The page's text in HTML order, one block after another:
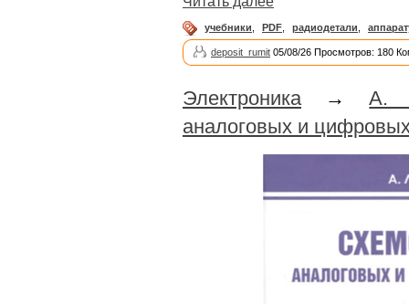
учебники PDF радиодетали
deposit_rumit 05/08/26 Просмотров: 180
Электроника→А.
аналоговых и